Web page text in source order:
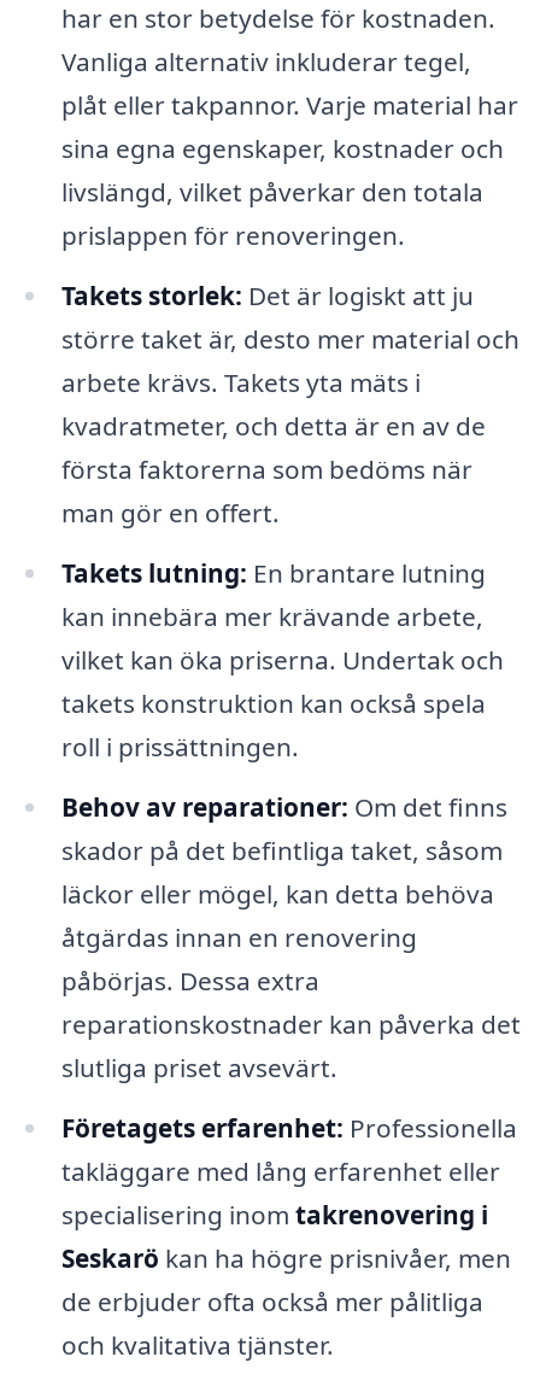
har en stor betydelse för kostnaden.
Vanliga alternativ inkluderar tegel,
plåt eller takpannor. Varje material har
sina egna egenskaper, kostnader och
livslängd, vilket påverkar den totala
prislappen för renoveringen.
Takets storlek: Det är logiskt att ju
större taket är, desto mer material och
arbete krävs. Takets yta mäts i
kvadratmeter, och detta är en av de
första faktorerna som bedöms när
man gör en offert.
Takets lutning: En brantare lutning
kan innebära mer krävande arbete,
vilket kan öka priserna. Undertak och
takets konstruktion kan också spela
roll i prissättningen.
Behov av reparationer: Om det finns
skador på det befintliga taket, såsom
läckor eller mögel, kan detta behöva
åtgärdas innan en renovering
påbörjas. Dessa extra
reparationskostnader kan påverka det
slutliga priset avsevärt.
Företagets erfarenhet: Professionella
takläggare med lång erfarenhet eller
specialisering inom takrenovering i
Seskarö kan ha högre prisnivåer, men
de erbjuder ofta också mer pålitliga
och kvalitativa tjänster.